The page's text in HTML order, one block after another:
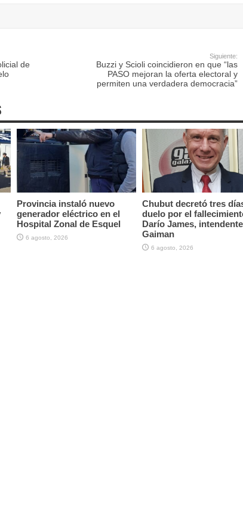
de
Siguiente:
Buzzi y Scioli coincidieron en que “las
PASO mejoran la oferta electoral y
permiten una verdadera democracia”
Provincia instaló nuevo
generador eléctrico en el
Hospital Zonal de Esquel
6 agosto, 2026
Chubut decretó tres
duelo por el
Darío James,
Gaiman
6 agosto, 2026